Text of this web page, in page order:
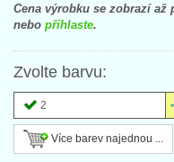
Cena výrobku se zobrazí
nebo přihlaste.
Zvolte barvu:
2
Více barev najednou ...